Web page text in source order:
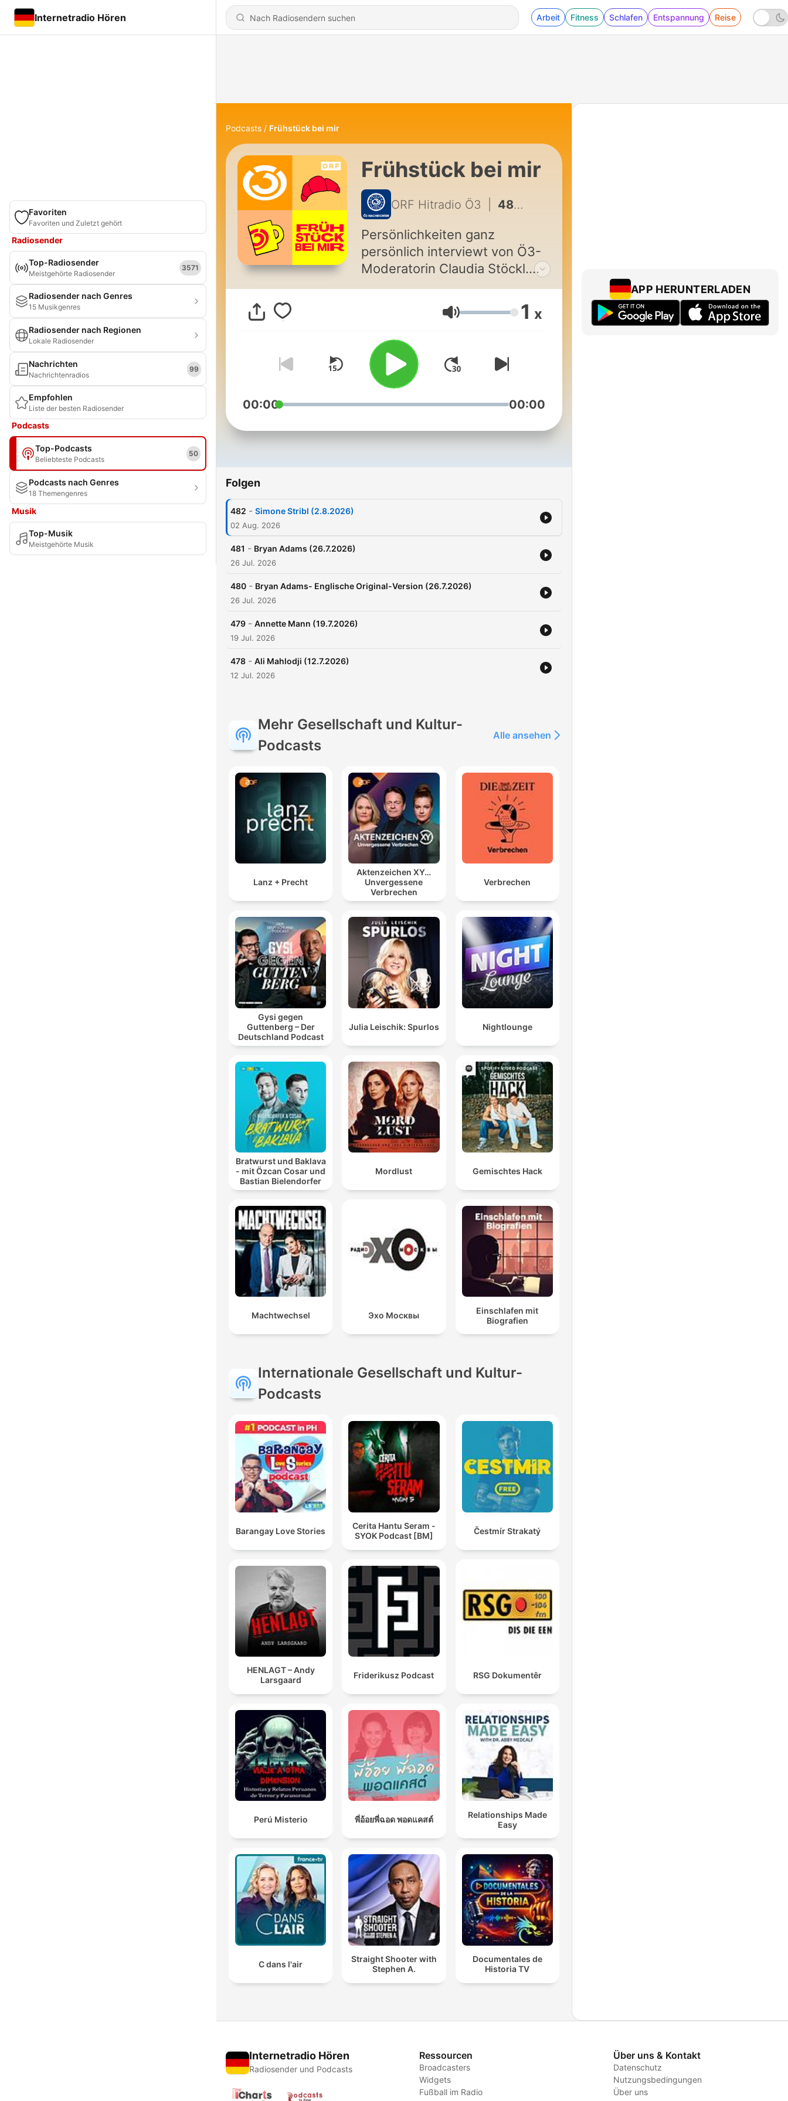
Internetradio Hören Arbeit Fitness Schlafen Entspannung Reise
Favoriten
Favoriten und Zuletzt gehört
Radiosender
Top-Radiosender
Meistgehörte Radiosender
3571
Radiosender nach Genres
15 Musikgenres
Radiosender nach Regionen
Lokale Radiosender
Nachrichten
Nachrichtenradios
99
Empfohlen
Liste der besten Radiosender
Podcasts
Top-Podcasts
Beliebteste Podcasts
50
Podcasts nach Genres
18 Themengenres
Musik
Top-Musik
Meistgehörte Musik
Podcasts Frühstück bei mir
Frühstück bei mir
ORF Hitradio Ö3 482 - Simone Stribl (2.8.2026)
Persönlichkeiten ganz
persönlich interviewt von Ö3-
Moderatorin Claudia Stöckl.
Für alle, die die Sendung am
Sonntag versäumt haben, gibt
es im "Frühstück bei mir"-
Podcast das gesamte
Gespräch zum Nachhören - oft
sogar mit zusätzlichen
Interviewteilen, von Claudia
Stöckl extra produziert. Alle
rechtlichen Gründen nur 30
Lautstärke 1 x
00:00 00:00
Folgen
482 - Simone Stribl (2.8.2026)
02 Aug. 2026
481 - Bryan Adams (26.7.2026)
26 Jul. 2026
480 - Bryan Adams- Englische Original-Version (26.7.2026)
26 Jul. 2026
479 - Annette Mann (19.7.2026)
19 Jul. 2026
478 - Ali Mahlodji (12.7.2026)
12 Jul. 2026
Mehr Gesellschaft und Kultur-
Podcasts
Alle ansehen
Lanz + Precht
Aktenzeichen XY…
Unvergessene
Verbrechen
Verbrechen
Gysi gegen
Guttenberg – Der
Deutschland Podcast
Julia Leischik: Spurlos Nightlounge
Bratwurst und Baklava
- mit Özcan Cosar und
Bastian Bielendorfer
Mordlust Gemischtes Hack
Machtwechsel Эхо Москвы
Einschlafen mit
Biografien
Internationale Gesellschaft und Kultur-
Podcasts
Barangay Love Stories
Cerita Hantu Seram -
SYOK Podcast [BM]
Čestmír Strakatý
HENLAGT – Andy
Larsgaard
Friderikusz Podcast RSG Dokumentêr
Perú Misterio พี่อ้อยพี่ฉอด พอดแคสต์
Relationships Made
Easy
C dans l'air
Straight Shooter with
Stephen A.
Documentales de
Historia TV
APP HERUNTERLADEN
Internetradio Hören
Radiosender und Podcasts
Ressourcen
Broadcasters
Widgets
Fußball im Radio
Über uns & Kontakt
Datenschutz
Nutzungsbedingungen
Über uns